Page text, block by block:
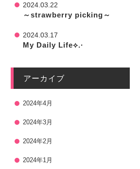
2024.03.22
～strawberry picking～
2024.03.17
My Daily Life⟡.·
アーカイブ
2024年4月
2024年3月
2024年2月
2024年1月